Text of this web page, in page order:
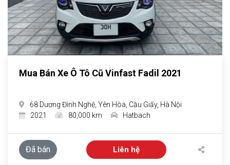
Mua Bán Xe Ô Tô Cũ Vinfast Fadil 2021
68 Dương Đình Nghệ, Yên Hòa, Cầu Giấy, Hà Nội
2021
80,000 km Hatbach
Đã bán Liên hệ